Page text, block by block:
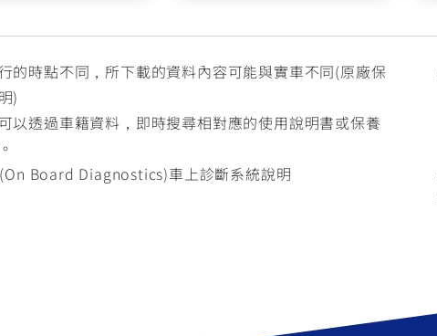
的時點不同，所下載的資料內容可能與實車不同(原廠保
)
以透過車籍資料，即時搜尋相對應的使用說明書或保養
Board Diagnostics)車上診斷系統說明